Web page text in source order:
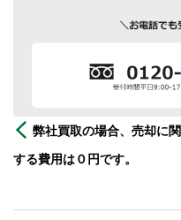
弊社買取の場合、売却に関
する費用は０円です。